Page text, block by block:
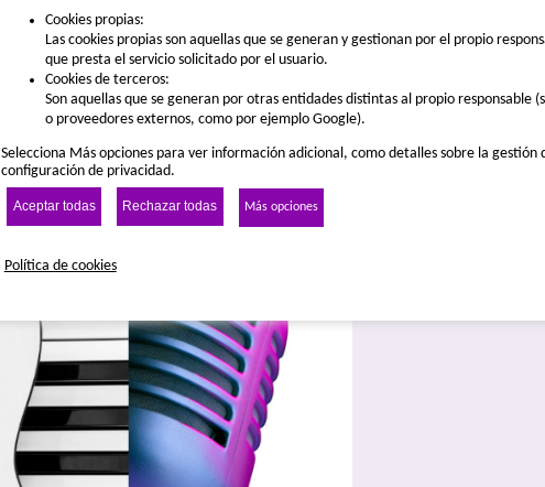
Cookies propias:
Las cookies propias son aquellas que se generan y gestionan por el propio
que presta el servicio solicitado por el usuario.
Cookies de terceros:
Son aquellas que se generan por otras entidades distintas al propio responsable
o proveedores externos, como por ejemplo Google).
Selecciona Más opciones para ver información adicional, como detalles sobre la gestión
configuración de privacidad.
Aceptar todas Rechazar todas Más opciones
Política de cookies